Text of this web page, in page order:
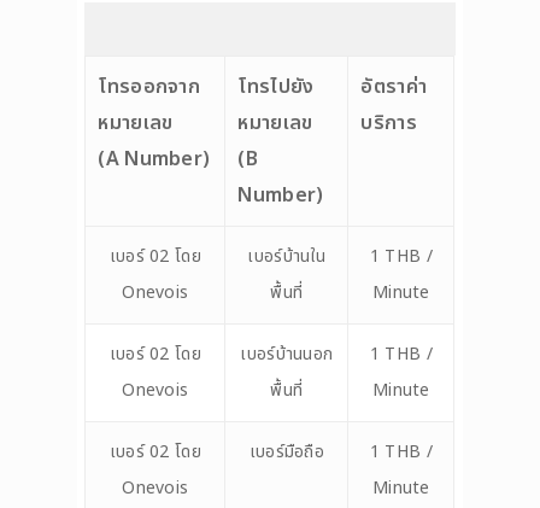
โทรออกจาก
หมายเลข
(A Number)
โทรไปยัง
หมายเลข
(B
Number)
อัตราค่า
บริการ
เบอร์ 02 โดย
Onevois
เบอร์บ้านใน
พื้นที่
1 THB /
Minute
เบอร์ 02 โดย
Onevois
เบอร์บ้านนอก
พื้นที่
1 THB /
Minute
เบอร์ 02 โดย
Onevois
เบอร์มือถือ
1 THB /
Minute